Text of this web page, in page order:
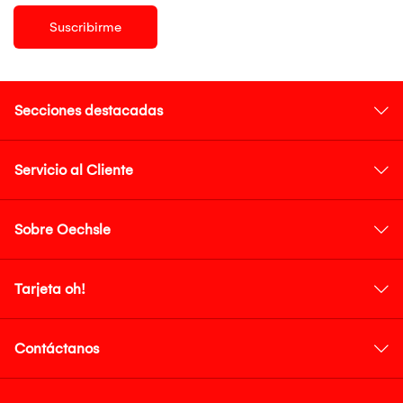
Suscribirme
Secciones destacadas
Servicio al Cliente
Sobre Oechsle
Tarjeta oh!
Contáctanos